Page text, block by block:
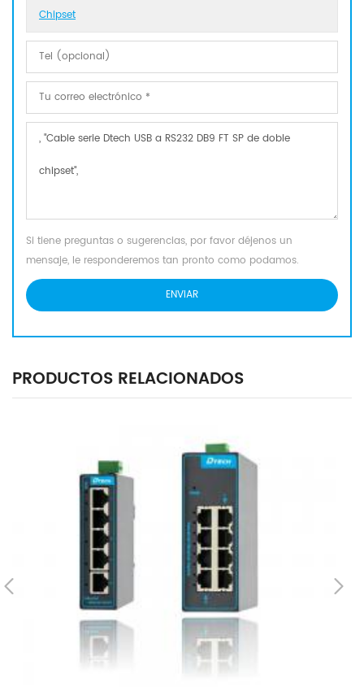
Chipset
Si tiene preguntas o sugerencias, por favor déjenos un
mensaje, le responderemos tan pronto como podamos.
PRODUCTOS RELACIONADOS